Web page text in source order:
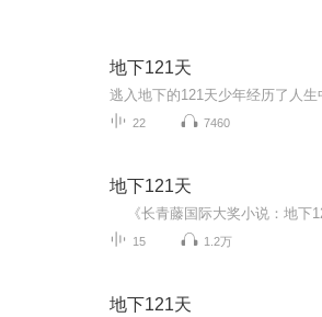
地下121天
逃入地下的121天少年经历了人
22 7460
地下121天
15 1.2万
地下121天